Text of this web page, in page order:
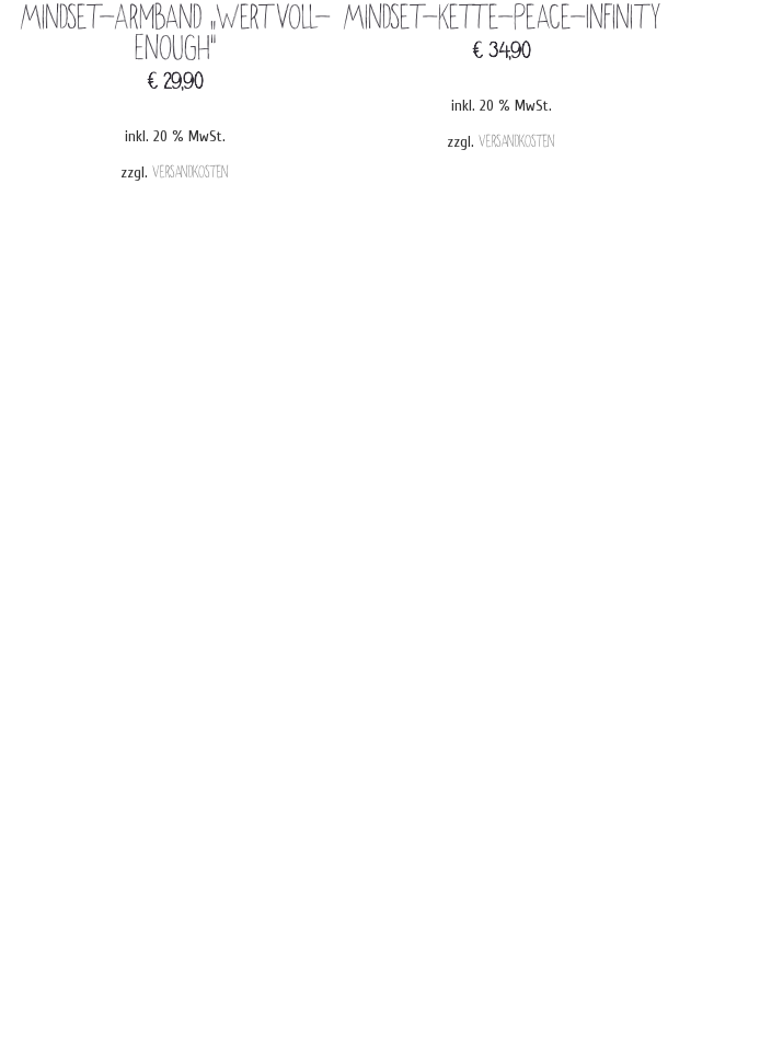
Mindset-Armband „Wertvoll-
Enough“
€ 29,90
inkl. 20 % MwSt.
zzgl.Versandkosten
Mindset-Kette-Peace-Infinity
€ 34,90
inkl. 20 % MwSt.
zzgl.Versandkosten